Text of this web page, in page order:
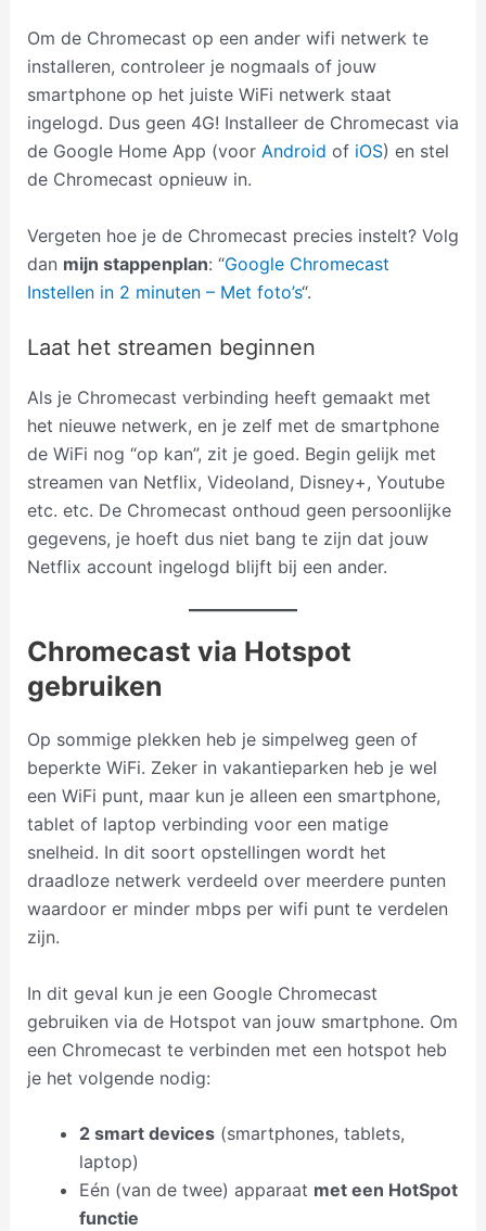
Om de Chromecast op een ander wifi netwerk te
installeren, controleer je nogmaals of jouw
smartphone op het juiste WiFi netwerk staat
ingelogd. Dus geen 4G! Installeer de Chromecast via
de Google Home App (voor Android of iOS) en stel
de Chromecast opnieuw in.
Vergeten hoe je de Chromecast precies instelt? Volg
dan mijn stappenplan: “Google Chromecast
Instellen in 2 minuten – Met foto’s“.
Laat het streamen beginnen
Als je Chromecast verbinding heeft gemaakt met
het nieuwe netwerk, en je zelf met de smartphone
de WiFi nog “op kan”, zit je goed. Begin gelijk met
streamen van Netflix, Videoland, Disney+, Youtube
etc. etc. De Chromecast onthoud geen persoonlijke
gegevens, je hoeft dus niet bang te zijn dat jouw
Netflix account ingelogd blijft bij een ander.
Chromecast via Hotspot
gebruiken
Op sommige plekken heb je simpelweg geen of
beperkte WiFi. Zeker in vakantieparken heb je wel
een WiFi punt, maar kun je alleen een smartphone,
tablet of laptop verbinding voor een matige
snelheid. In dit soort opstellingen wordt het
draadloze netwerk verdeeld over meerdere punten
waardoor er minder mbps per wifi punt te verdelen
zijn.
In dit geval kun je een Google Chromecast
gebruiken via de Hotspot van jouw smartphone. Om
een Chromecast te verbinden met een hotspot heb
je het volgende nodig:
2 smart devices(smartphones, tablets,
laptop)
Eén (van de twee) apparaat met een HotSpot
functie